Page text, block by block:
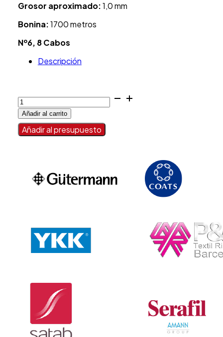
Grosor aproximado:1,0 mm
Bonina:1700 metros
Nº6, 8Cabos
Descripción
Hilo
trenzado
poliéster-
algodón
1,0mm
Añadir al carrito
Añadir al presupuesto